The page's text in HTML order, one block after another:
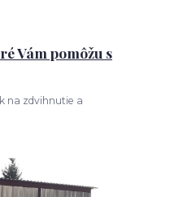
Vám pomôžu s
na zdvihnutie a